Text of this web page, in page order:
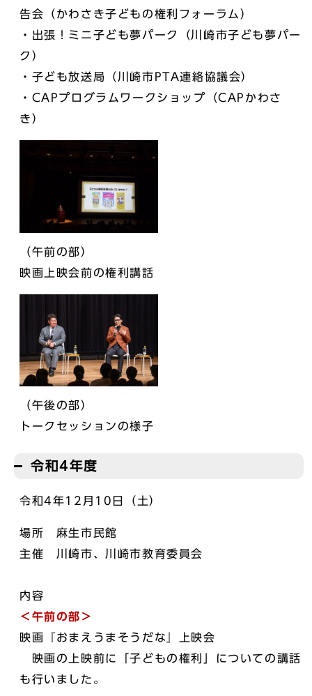
告会（かわさき子どもの権利フォーラム）
・出張！ミニ子ども夢パーク（川崎市子ども夢パー
ク）
・子ども放送局（川崎市PTA連絡協議会）
・CAPプログラムワークショップ（CAPかわさ
き）
（午前の部）
映画上映会前の権利講話
（午後の部）
トークセッションの様子
令和4年度
令和4年12月10日（土）
場所 麻生市民館
主催 川崎市、川崎市教育委員会
内容
＜午前の部＞
映画『おまえうまそうだな』上映会
映画の上映前に「子どもの権利」についての講話
も行いました。